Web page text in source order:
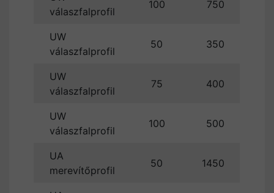
válaszfalprofil
100 750
UW
válaszfalprofil
50 350
UW
válaszfalprofil
75 400
UW
válaszfalprofil
100 500
UA
merevítőprofil
50 1450